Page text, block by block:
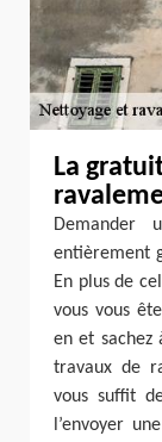
La
Demander
entièrement
En plus de
vous vous
en et sachez
travaux de
vous suffit
l’envoyer